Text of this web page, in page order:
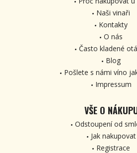
Naši vinaři
Kontakty
O nás
Často kladené
Blog
Pošlete s námi víno
Impressum
VŠE O
Odstoupení od
Jak nakupovat
Registrace